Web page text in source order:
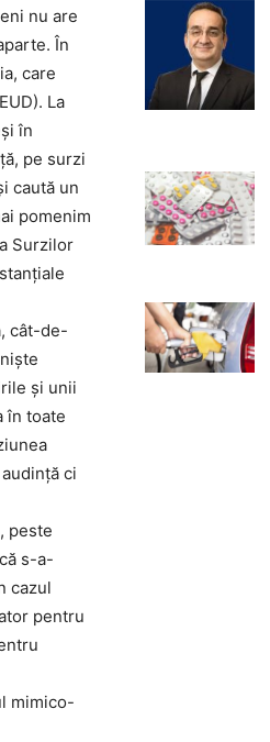
nu are
În
care
La
în
pe surzi
caută un
pomenim
Surzilor
cât-de-
şi unii
în toate
ci
peste
s-a-
cazul
pentru
mimico-